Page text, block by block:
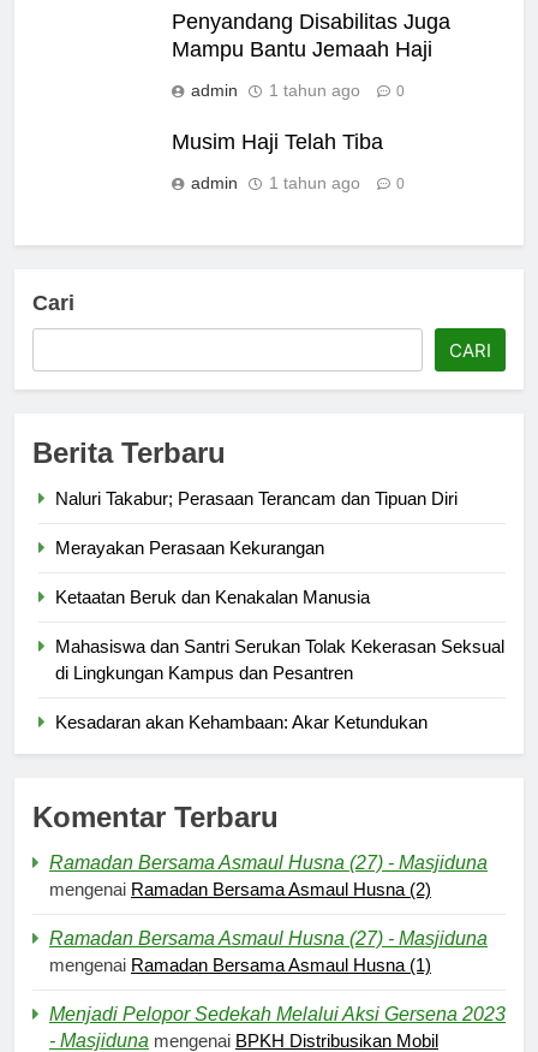
Penyandang Disabilitas Juga
Mampu Bantu Jemaah Haji
admin 1 tahun ago 0
Musim Haji Telah Tiba
admin 1 tahun ago 0
Cari
CARI
Berita Terbaru
Naluri Takabur; Perasaan Terancam dan Tipuan Diri
Merayakan Perasaan Kekurangan
Ketaatan Beruk dan Kenakalan Manusia
Mahasiswa dan Santri Serukan Tolak Kekerasan Seksual
di Lingkungan Kampus dan Pesantren
Kesadaran akan Kehambaan: Akar Ketundukan
Komentar Terbaru
Ramadan Bersama Asmaul Husna (27) - Masjiduna
mengenai Ramadan Bersama Asmaul Husna (2)
Ramadan Bersama Asmaul Husna (27) - Masjiduna
mengenai Ramadan Bersama Asmaul Husna (1)
Menjadi Pelopor Sedekah Melalui Aksi Gersena 2023
- Masjiduna mengenai BPKH Distribusikan Mobil